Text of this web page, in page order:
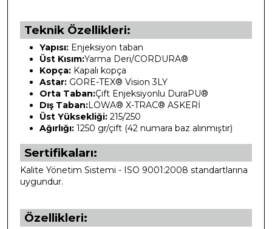
Teknik Özellikleri:
Yapısı: Enjeksiyon taban
Üst Kısım:Yarma Deri/CORDURA®
Kopça: Kapalı kopça
Astar: GORE-TEX® Vision 3LY
Orta Taban:Çift Enjeksiyonlu DuraPU®
Dış Taban:LOWA® X-TRAC® ASKERİ
Üst Yüksekliği: 215/250
Ağırlığı: 1250 gr/çift (42 numara baz alınmıştır)
Sertifikaları:
Kalite Yönetim Sistemi - ISO 9001:2008 standartlarına
uygundur.
Özellikleri: